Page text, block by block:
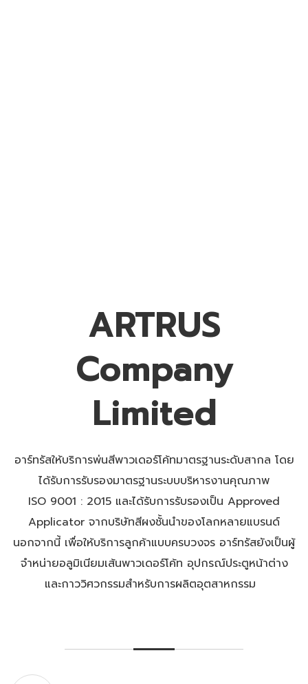
ARTRUS
Company
Limited
อาร์ทรัสให้บริการพ่นสีพาวเดอร์โค้ทมาตรฐานระดับสากล โดย
ได้รับการรับรองมาตรฐานระบบบริหารงานคุณภาพ
ISO 9001 : 2015 และได้รับการรับรองเป็น Approved
Applicator จากบริษัทสีผงชั้นนำของโลกหลายแบรนด์
นอกจากนี้ เพื่อให้บริการลูกค้าแบบครบวงจร อาร์ทรัสยังเป็นผู้
จำหน่ายอลูมิเนียมเส้นพาวเดอร์โค้ท อุปกรณ์ประตูหน้าต่าง
และกาววิศวกรรมสำหรับการผลิตอุตสาหกรรม